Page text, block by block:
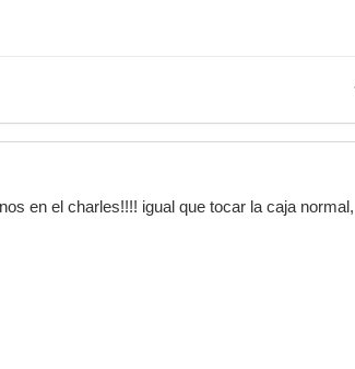
en el charles!!!! igual que tocar la caja normal,